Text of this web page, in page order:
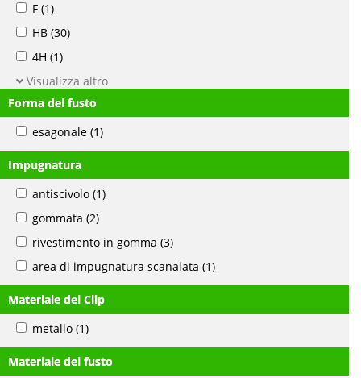
F (1)
HB (30)
4H (1)
Visualizza altro
Forma del fusto
esagonale (1)
Impugnatura
antiscivolo (1)
gommata (2)
rivestimento in gomma (3)
area di impugnatura scanalata (1)
Materiale del Clip
metallo (1)
Materiale del fusto